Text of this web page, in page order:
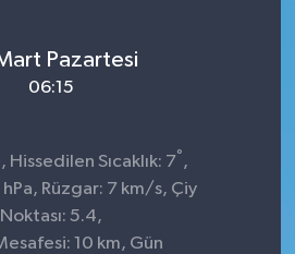
Pazartesi
06:15
Hissedilen Sıcaklık: 7° ,
hPa, Rüzgar: 7 km/s, Çiy
Noktası: 5.4,
10 km, Gün